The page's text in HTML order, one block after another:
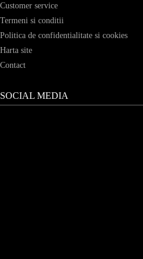
Customer service
Termeni si conditii
Politica de confidentialitate si cookies
Harta site
Contact
SOCIAL MEDIA